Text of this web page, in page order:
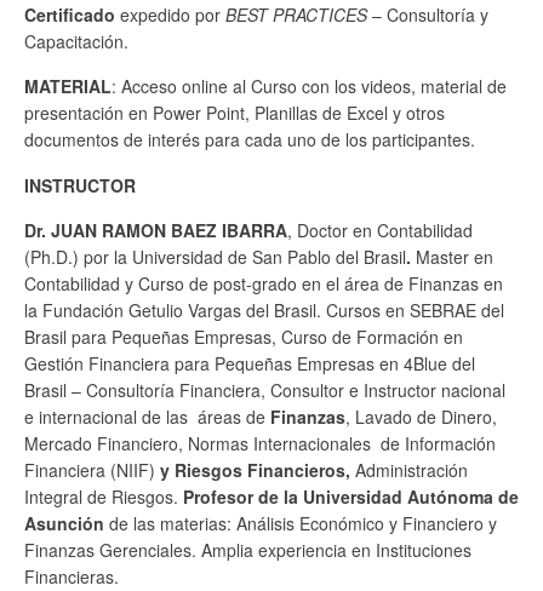
Certificado expedido por BEST PRACTICES– Consultoría y
Capacitación.
MATERIAL: Acceso online al Curso con los videos, material de
presentación en Power Point, Planillas de Excel y otros
documentos de interés para cada uno de los participantes.
INSTRUCTOR
Dr. JUAN RAMON BAEZ IBARRA, Doctor en Contabilidad
(Ph.D.) por la Universidad de San Pablo del Brasil. Master en
Contabilidad y Curso de post-grado en el área de Finanzas en
la Fundación Getulio Vargas del Brasil. Cursos en SEBRAE del
Brasil para Pequeñas Empresas, Curso de Formación en
Gestión Financiera para Pequeñas Empresas en 4Blue del
Brasil – Consultoría Financiera, Consultor e Instructor nacional
e internacional de las áreas de Finanzas, Lavado de Dinero,
Mercado Financiero, Normas Internacionales de Información
Financiera (NIIF) y Riesgos Financieros, Administración
Integral de Riesgos. Profesor de la Universidad Autónoma de
Asunción de las materias: Análisis Económico y Financiero y
Finanzas Gerenciales. Amplia experiencia en Instituciones
Financieras.